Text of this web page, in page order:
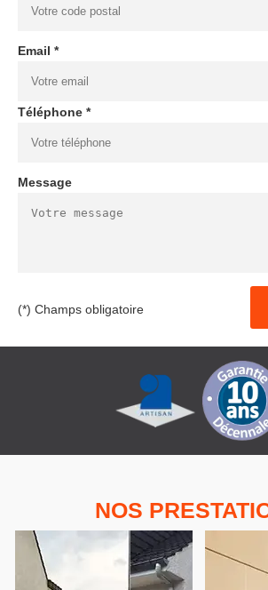
Email *
Téléphone *
Message
(*) Champs obligatoire
NOS